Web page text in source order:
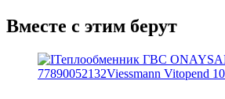
Вместе с этим берут